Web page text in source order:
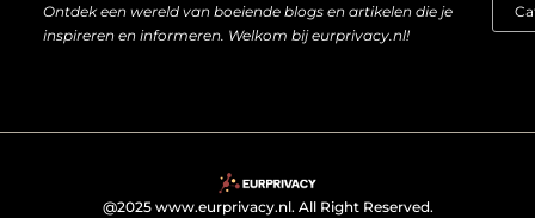
Ontdek een wereld van boeiende blogs en artikelen die je
inspireren en informeren. Welkom bij eurprivacy.nl!
@2025 www.eurprivacy.nl. All Right Reserved.